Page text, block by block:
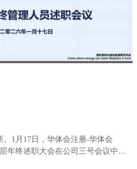
1月17日，华体会注册-华体会
年终述职大会在公司三号会议中心